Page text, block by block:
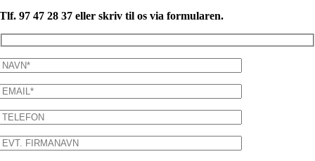
Tlf. 97 47 28 37 eller skriv til os via formularen.